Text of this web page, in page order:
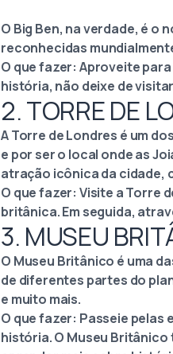
O Big Ben, na verdade, é o
reconhecidas
O que fazer: Aproveite
história, não deixe de
2. TORRE DE
A Torre de Londres é um
e por ser o local onde as
atração icônica da cidade,
O que fazer: Visite a Torre
britânica. Em seguida,
3. MUSEU
O Museu Britânico é uma
de diferentes partes do
e muito mais.
O que fazer: Passeie pelas
história. O Museu